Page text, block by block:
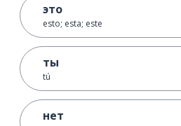
это
esto; esta; este
ты
tú
нет